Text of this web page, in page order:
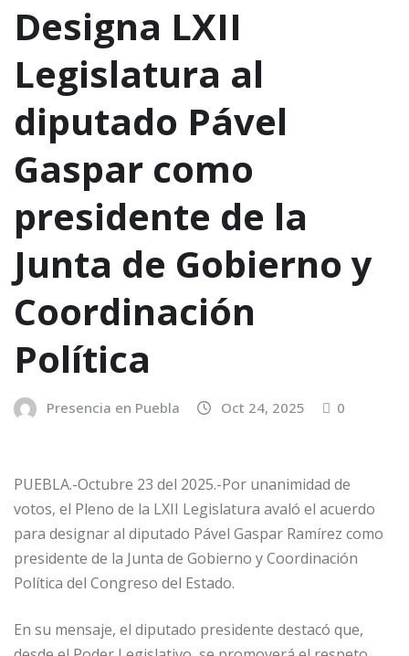
Designa LXII
Legislatura al
diputado Pável
Gaspar como
presidente de la
Junta de Gobierno y
Coordinación
Política
Presencia en Puebla Oct 24, 2025 0
PUEBLA.-Octubre 23 del 2025.-Por unanimidad de
votos, el Pleno de la LXII Legislatura avaló el acuerdo
para designar al diputado Pável Gaspar Ramírez como
presidente de la Junta de Gobierno y Coordinación
Política del Congreso del Estado.
En su mensaje, el diputado presidente destacó que,